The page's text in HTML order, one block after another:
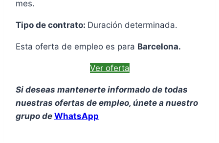
mes.
Tipo de contrato: Duración determinada.
Esta oferta de empleo es para Barcelona.
Ver oferta
Si deseas mantenerte informado de todas
nuestras ofertas de empleo, únete a nuestro
grupo de WhatsApp